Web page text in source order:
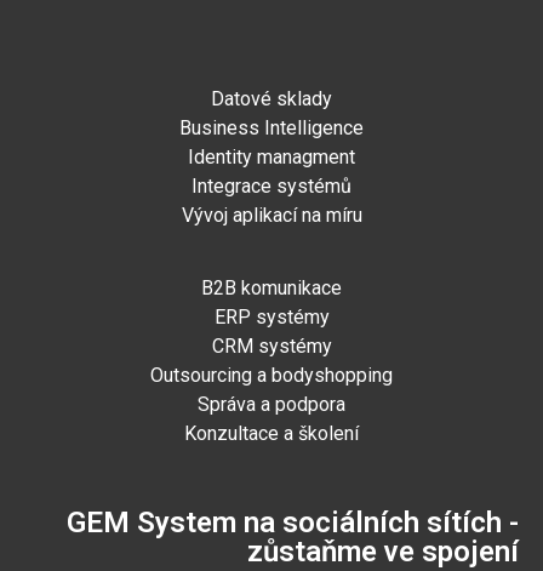
Datové sklady
Business Intelligence
Identity managment
Integrace systémů
Vývoj aplikací na míru
B2B komunikace
ERP systémy
CRM systémy
Outsourcing a bodyshopping
Správa a podpora
Konzultace a školení
GEM System na sociálních sítích -
zůstaňme ve spojení